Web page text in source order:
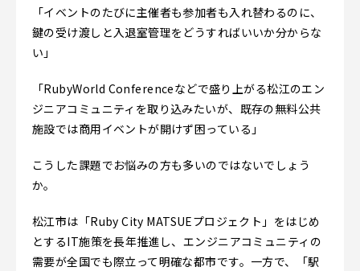
「イベントのたびに主催者も参加者も入れ替わるのに、
鍵の受け渡しと入退室管理をどうすればいいか分からな
い」
「RubyWorld Conferenceなどで盛り上がる松江のエン
ジニアコミュニティを取り込みたいが、既存の無料公共
施設では商用イベントが開けず困っている」
こうした課題でお悩みの方も多いのではないでしょう
か。
松江市は「Ruby City MATSUEプロジェクト」をはじめ
とするIT施策を長年推進し、エンジニアコミュニティの
需要が全国でも際立って明確な都市です。一方で、「駅